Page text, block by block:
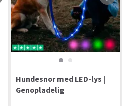
Hundesnor med LED-lys |
Genopladelig